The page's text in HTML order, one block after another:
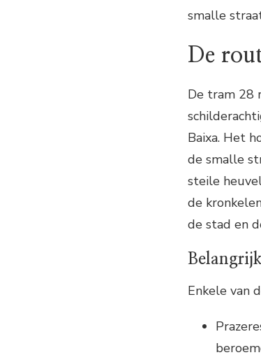
smalle
De
De tram 28
Baixa. Het
de smalle
steile
de
de stad en
Enkele van